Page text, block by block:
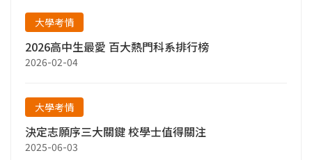
大學考情
2026高中生最愛 百大熱門科系排行榜
2026-02-04
大學考情
決定志願序三大關鍵 校學士值得關注
2025-06-03